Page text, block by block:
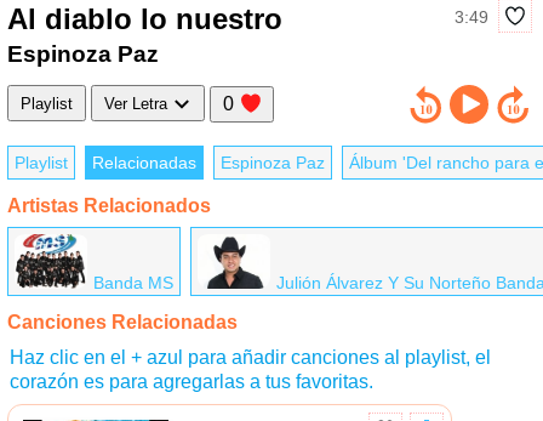
Al diablo lo nuestro 3:49
Espinoza Paz
Playlist Ver Letra 0
Playlist Relacionadas Espinoza Paz Álbum 'Del rancho para
Artistas Relacionados
Banda MS Julión Álvarez Y Su Norteño
Canciones Relacionadas
Haz clic en el + azul para añadir canciones al playlist, el
corazón es para agregarlas a tus favoritas.